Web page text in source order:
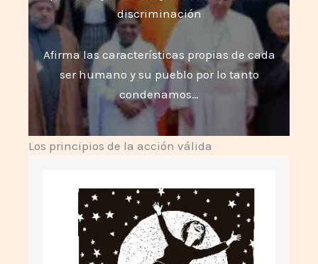
discriminación
Afirma las características propias de cada
ser humano y su pueblo por lo tanto
condenamos…
Los principios de la acción válida